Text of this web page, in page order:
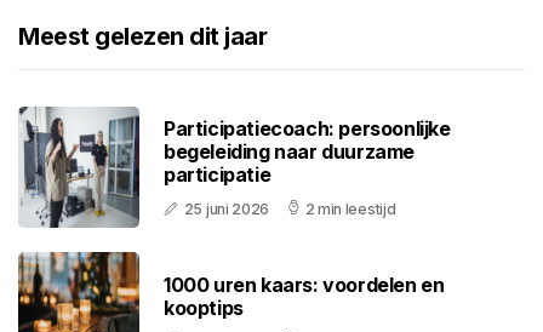
Meest gelezen dit jaar
Participatiecoach: persoonlijke
begeleiding naar duurzame
participatie
25 juni 2026 2 min leestijd
1000 uren kaars: voordelen en
kooptips